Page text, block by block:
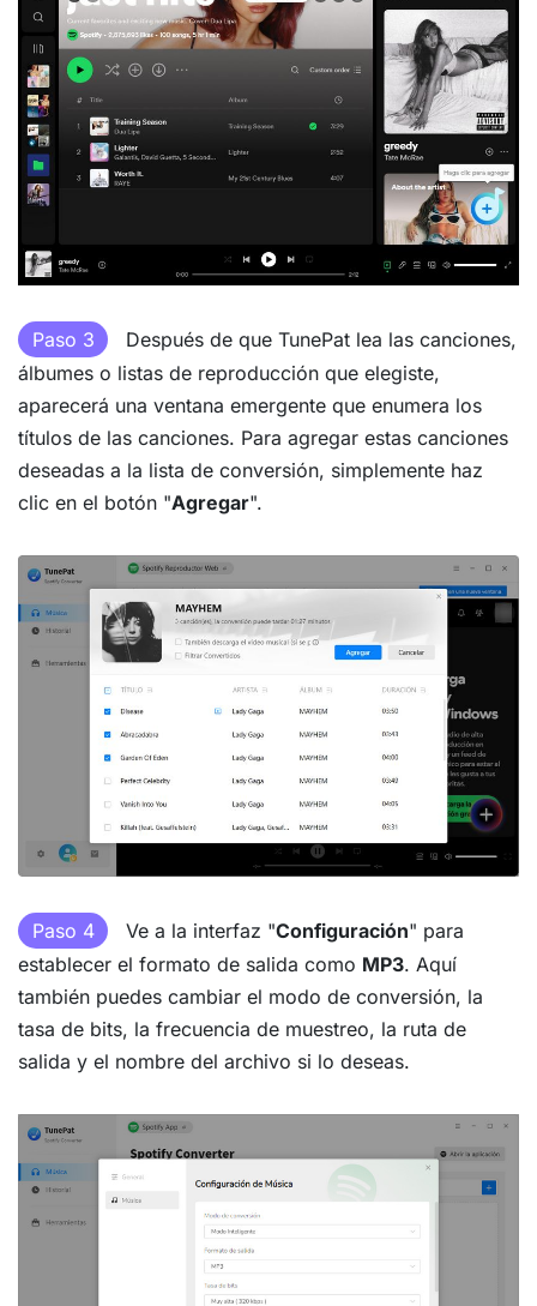
Paso 3
Después de que TunePat lea las canciones,
álbumes o listas de reproducción que elegiste,
aparecerá una ventana emergente que enumera los
títulos de las canciones. Para agregar estas canciones
deseadas a la lista de conversión, simplemente haz
clic en el botón "Agregar".
Paso 4 Ve a la interfaz "Configuración" para
establecer el formato de salida como MP3. Aquí
también puedes cambiar el modo de conversión, la
tasa de bits, la frecuencia de muestreo, la ruta de
salida y el nombre del archivo si lo deseas.